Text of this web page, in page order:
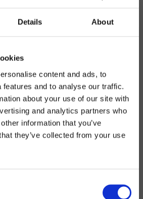
Details About
content and ads, to
features and to analyse our traffic.
about your use of our site with
and analytics partners who
information that you’ve
they’ve collected from your use